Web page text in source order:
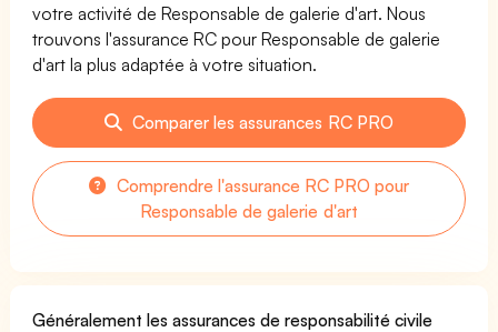
votre activité de Responsable de galerie d'art. Nous
trouvons l'assurance RC pour Responsable de galerie
d'art la plus adaptée à votre situation.
Comparer les assurances RC PRO
Comprendre l'assurance RC PRO pour
Responsable de galerie d'art
Généralement les assurances de responsabilité civile